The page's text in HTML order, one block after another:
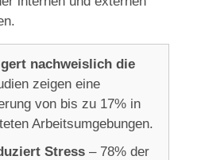
nachweislich die
zeigen eine
von bis zu 17% in
Arbeitsumgebungen.
Stress – 78% der